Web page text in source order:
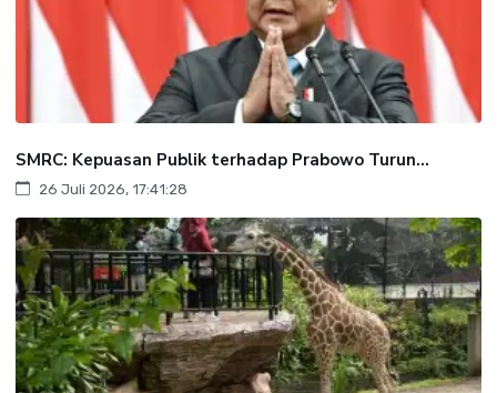
SMRC: Kepuasan Publik terhadap Prabowo Turun...
26 Juli 2026, 17:41:28